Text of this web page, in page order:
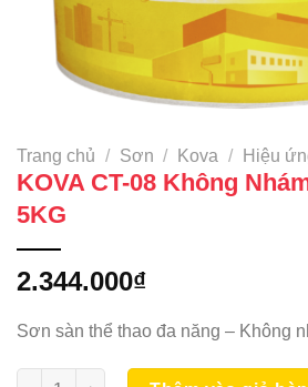
Trang chủ / Sơn / Kova / Hiệu
KOVA CT-08 Không
5KG
2.344.000₫
Sơn sàn thể thao đa năng – Không
KOVA CT-08 Không Nhám (Catalogue)